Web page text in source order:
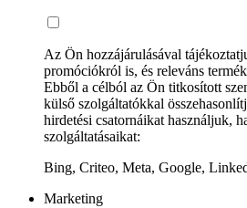
Az Ön hozzájárulásával
promóciókról is, és releváns
Ebből a célból az Ön titkosított
külső szolgáltatókkal
hirdetési csatornáikat használjuk,
szolgáltatásaikat:
Bing, Criteo, Meta, Google,
Marketing